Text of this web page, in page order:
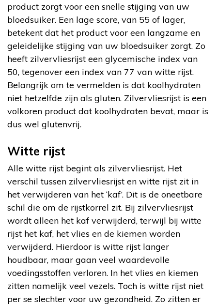
product zorgt voor een snelle stijging van uw
bloedsuiker. Een lage score, van 55 of lager,
betekent dat het product voor een langzame en
geleidelijke stijging van uw bloedsuiker zorgt. Zo
heeft zilvervliesrijst een glycemische index van
50, tegenover een index van 77 van witte rijst.
Belangrijk om te vermelden is dat koolhydraten
niet hetzelfde zijn als gluten. Zilvervliesrijst is een
volkoren product dat koolhydraten bevat, maar is
dus wel glutenvrij.
Witte rijst
Alle witte rijst begint als zilvervliesrijst. Het
verschil tussen zilvervliesrijst en witte rijst zit in
het verwijderen van het ‘kaf’. Dit is de oneetbare
schil die om de rijstkorrel zit. Bij zilvervliesrijst
wordt alleen het kaf verwijderd, terwijl bij witte
rijst het kaf, het vlies en de kiemen worden
verwijderd. Hierdoor is witte rijst langer
houdbaar, maar gaan veel waardevolle
voedingsstoffen verloren. In het vlies en kiemen
zitten namelijk veel vezels. Toch is witte rijst niet
per se slechter voor uw gezondheid. Zo zitten er